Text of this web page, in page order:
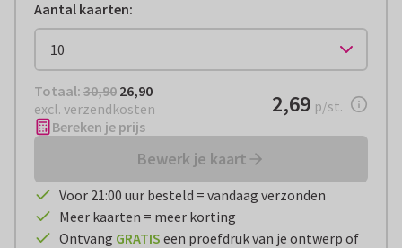
Aantal kaarten:
Totaal: € 26,90
Totaal: 30,90 26,90
excl. verzendkosten
€ 2,69per stuk
2,69 p/st.
Bereken je prijs
Bewerk je kaart
Voor 21:00 uur besteld = vandaag verzonden
Meer kaarten = meer korting
Ontvang GRATIS een proefdruk van je ontwerp of